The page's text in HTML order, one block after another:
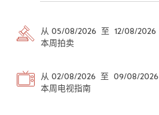
从 05/08/2026 至 12/08/2026
本周拍卖
从 02/08/2026 至 09/08/2026
本周电视指南